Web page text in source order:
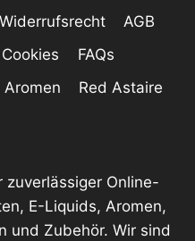
Widerrufsrecht
AGB
FAQs
Aromen Red Astaire
zuverlässiger Online-
E-Liquids, Aromen,
und Zubehör. Wir sind